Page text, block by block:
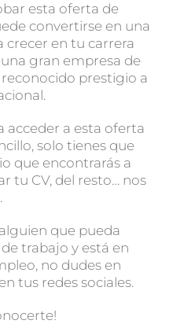
esta oferta de
convertirse en una
en tu carrera
gran empresa de
prestigio a
acceder a esta oferta
solo tienes que
que encontrarás a
tu CV, del resto… nos
que pueda
trabajo y está en
no dudes en
tus redes sociales.